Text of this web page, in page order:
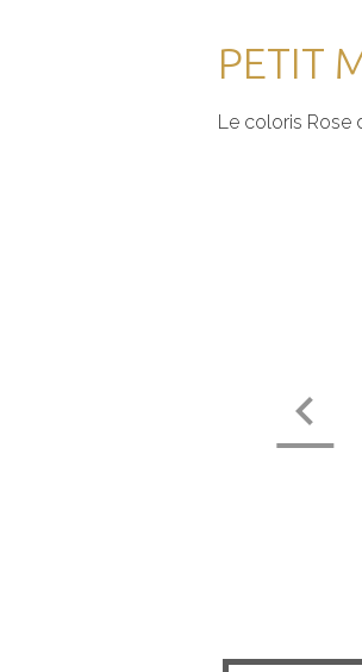
PETIT
Le coloris Rose